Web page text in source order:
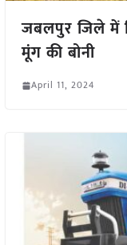
जबलपुर जिले में
मूंग की बोनी
April 11, 2024